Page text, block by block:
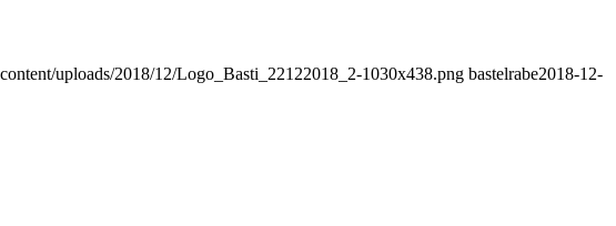
uploads/2018/12/Logo_Basti_22122018_2-1030x438.png bastelrabe2018-12-